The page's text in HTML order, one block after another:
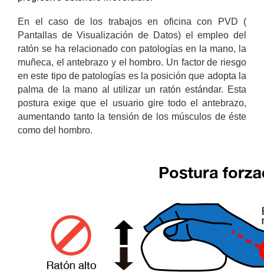
En el caso de los trabajos en oficina con PVD (
Pantallas de Visualización de Datos) el empleo del
ratón se ha relacionado con patologías en la mano, la
muñeca, el antebrazo y el hombro. Un factor de riesgo
en este tipo de patologías es la posición que adopta la
palma de la mano al utilizar un ratón estándar. Esta
postura exige que el usuario gire todo el antebrazo,
aumentando tanto la tensión de los músculos de éste
como del hombro.